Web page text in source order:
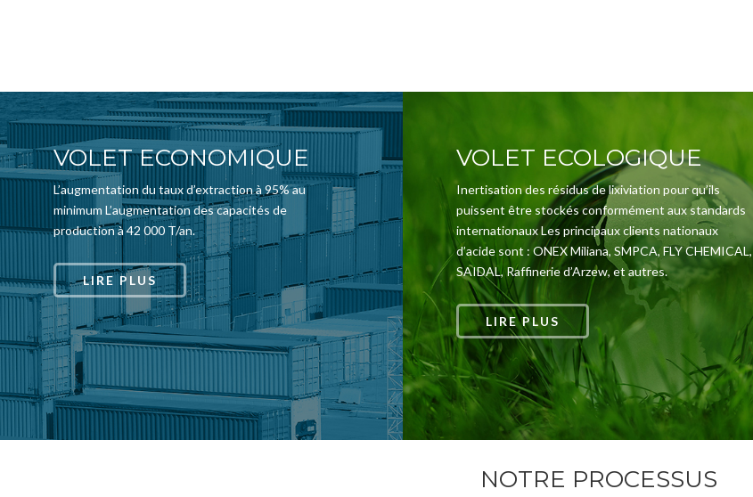
VOLET ECONOMIQUE
L’augmentation du taux d’extraction à 95% au
minimum L’augmentation des capacités de
production à 42 000 T/an.
LIRE PLUS
VOLET ECOLOGIQUE
Inertisation des résidus de lixiviation pour qu’ils
puissent être stockés conformément aux standards
internationaux Les principaux clients nationaux
d’acide sont : ONEX Miliana, SMPCA, FLY CHEMICAL,
SAIDAL, Raffinerie d’Arzew, et autres.
LIRE PLUS
NOTRE PROCESSUS